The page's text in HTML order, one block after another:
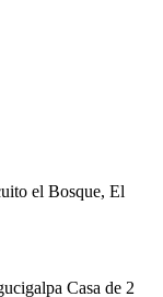
el Bosque, El